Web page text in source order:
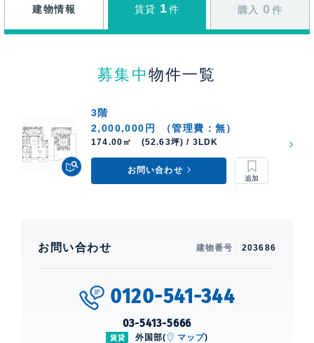
建物情報 賃貸 1 件 購入 0 件
募集中 物件一覧
3階
2,000,000円
（管理費：無）
174.00㎡ (52.63坪) / 3LDK
お問い合わせ
お問い合わせ 建物番号 203686
0120-541-344
03-5413-5666
賃貸 外国部( マップ)